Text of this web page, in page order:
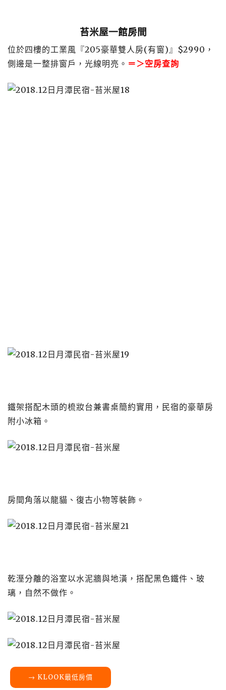
苔米屋一館房間
位於四樓的工業風『205豪華雙人房(有窗)』$2990，
側邊是一整排窗戶，光線明亮。 ＝＞空房查詢
鐵架搭配木頭的梳妝台兼書桌簡約實用，民宿的豪華房
附小冰箱。
房間角落以龍貓、復古小物等裝飾。
乾溼分離的浴室以水泥牆與地潢，搭配黑色鐵件、玻
璃，自然不做作。
→ KLOOK最低房價